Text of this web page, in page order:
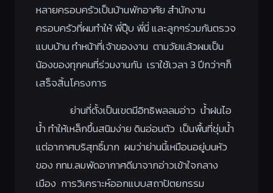
หลายครอบครัวเป็นบ้านพักอาศัย สำนักงาน
ครอบครัวที่ผมทำให้ พี่ปุ๊บ พี่มี่ และลูกๆร่วมกันตรวจ
แบบบ้าน ทำหน้าที่เจ้าของงาน ตามวัยแล้วผมเป็น
น้องของทุกคนที่ร่วมงานกัน เราใช้เวลา 3 ปีกว่าๆก็
เสร็จสิ้นโครงการ
ย่านที่ตั้งเป็นเขตมีอิทธิพลลมอ่าว น้ำฝนไอ
น้ำ ทำให้เหล็กขึ้นสนิมง่าย ดินอ่อนตัว เป็นพื้นที่ชุ่มน้ำ
แต่อากาศบริสุทธิ์มาก ผมว่าย่านนี้เหมือนอยู่บนหัว
ของ กทม.ลมพัดอากาศดีมาจากอ่าวเข้าใจกลาง
เมือง การวิเคราะห์ออกแบบสถาปัตยกรรม